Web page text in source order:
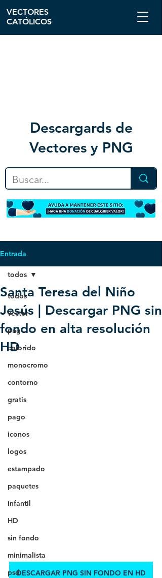
Descargards de
Vectores y PNG
VECTORES
CATÓLICOS
Entrada
todos
vector
png
colorido
monocromo
contorno
gratis
pago
iconos
logos
estampado
paquetes
infantil
HD
sin fondo
minimalista
psd
todos
Santa Teresa del Niño
Jesús | Descargar PNG sin
fondo en alta resolución
HD
DESCARGAR PNG SIN FONDO EN HD